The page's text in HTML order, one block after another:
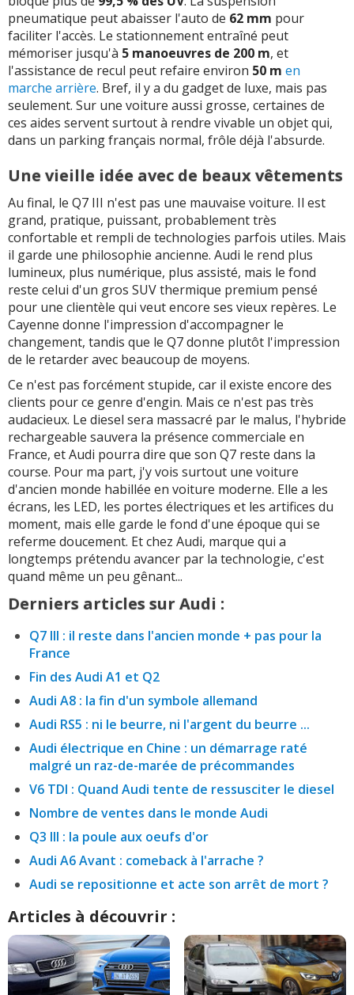
pneumatique peut abaisser l'auto de 62 mm pour
faciliter l'accès. Le stationnement entraîné peut
mémoriser jusqu'à 5 manoeuvres de 200 m, et
l'assistance de recul peut refaire environ 50 m en
marche arrière. Bref, il y a du gadget de luxe, mais pas
seulement. Sur une voiture aussi grosse, certaines de
ces aides servent surtout à rendre vivable un objet qui,
dans un parking français normal, frôle déjà l'absurde.
Une vieille idée avec de beaux vêtements
Au final, le Q7 III n'est pas une mauvaise voiture. Il est
grand, pratique, puissant, probablement très
confortable et rempli de technologies parfois utiles. Mais
il garde une philosophie ancienne. Audi le rend plus
lumineux, plus numérique, plus assisté, mais le fond
reste celui d'un gros SUV thermique premium pensé
pour une clientèle qui veut encore ses vieux repères. Le
Cayenne donne l'impression d'accompagner le
changement, tandis que le Q7 donne plutôt l'impression
de le retarder avec beaucoup de moyens.
Ce n'est pas forcément stupide, car il existe encore des
clients pour ce genre d'engin. Mais ce n'est pas très
audacieux. Le diesel sera massacré par le malus, l'hybride
rechargeable sauvera la présence commerciale en
France, et Audi pourra dire que son Q7 reste dans la
course. Pour ma part, j'y vois surtout une voiture
d'ancien monde habillée en voiture moderne. Elle a les
écrans, les LED, les portes électriques et les artifices du
moment, mais elle garde le fond d'une époque qui se
referme doucement. Et chez Audi, marque qui a
longtemps prétendu avancer par la technologie, c'est
quand même un peu gênant...
Derniers articles sur Audi :
Q7 III : il reste dans l'ancien monde + pas pour la
France
Fin des Audi A1 et Q2
Audi A8 : la fin d'un symbole allemand
Audi RS5 : ni le beurre, ni l'argent du beurre ...
Audi électrique en Chine : un démarrage raté
malgré un raz-de-marée de précommandes
V6 TDI : Quand Audi tente de ressusciter le diesel
Nombre de ventes dans le monde Audi
Q3 III : la poule aux oeufs d'or
Audi A6 Avant : comeback à l'arrache ?
Audi se repositionne et acte son arrêt de mort ?
Articles à découvrir :